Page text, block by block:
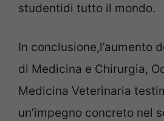
studentidi tutto il mondo.
In conclusione,l’aumento
di Medicina e Chirurgia,
Medicina Veterinaria
un’impegno concreto nel